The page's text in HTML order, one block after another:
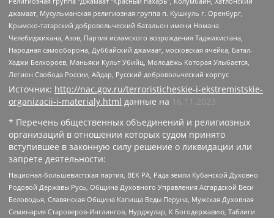
джамаат, Мусульманская религиозная группа п. Кушкуль г. Оренбург,
Крымско-татарский добровольческий батальон имени Номана
Челебиджихана, Азов, Партия исламского возрождения Таджикистана,
Народная самооборона, Дуббайский джамаат, московская ячейка, Батал-
Хаджи Белхороев, Маньяки Культ Убийц, Молодёжь Которая Улыбается,
Легион Свобода России, Айдар, Русский добровольческий корпус
Источник: http://nac.gov.ru/terroristicheskie-i-ekstremistskie-
organizacii-i-materialy.html данные на
16.11.2023
* Перечень общественных объединений и религиозных
организаций в отношении которых судом принято
вступившее в законную силу решение о ликвидации или
запрете деятельности:
Национал-большевистская партия, ВЕК РА, Рада земли Кубанской Духовно
Родовой Державы Русь, Община Духовного Управления Асгардской Веси
Беловодья, Славянская Община Капища Веды Перуна, Мужская Духовная
Семинария Староверов-Инглингов, Нурджулар, К Богодержавию, Таблиги